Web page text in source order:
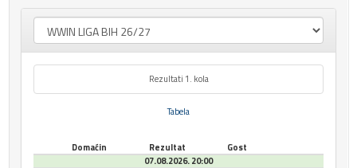
Rezultati 1. kola
Tabela
Domaćin Rezultat
Gost
07.08.2026. 20:00